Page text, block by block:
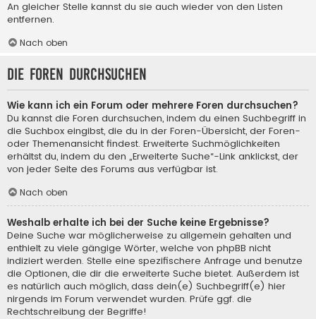
An gleicher Stelle kannst du sie auch wieder von den Listen
entfernen.
Nach oben
Die Foren durchsuchen
Wie kann ich ein Forum oder mehrere Foren durchsuchen?
Du kannst die Foren durchsuchen, indem du einen Suchbegriff in
die Suchbox eingibst, die du in der Foren-Übersicht, der Foren-
oder Themenansicht findest. Erweiterte Suchmöglichkeiten
erhältst du, indem du den „Erweiterte Suche“-Link anklickst, der
von jeder Seite des Forums aus verfügbar ist.
Nach oben
Weshalb erhalte ich bei der Suche keine Ergebnisse?
Deine Suche war möglicherweise zu allgemein gehalten und
enthielt zu viele gängige Wörter, welche von phpBB nicht
indiziert werden. Stelle eine spezifischere Anfrage und benutze
die Optionen, die dir die erweiterte Suche bietet. Außerdem ist
es natürlich auch möglich, dass dein(e) Suchbegriff(e) hier
nirgends im Forum verwendet wurden. Prüfe ggf. die
Rechtschreibung der Begriffe!